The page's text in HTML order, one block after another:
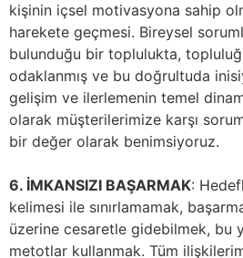
kişinin içsel motivasyona sahip
harekete geçmesi. Bireysel
bulunduğu bir toplulukta,
odaklanmış ve bu doğrultuda
gelişim ve ilerlemenin temel
olarak müşterilerimize karşı
bir değer olarak benimsiyoruz.
6. İMKANSIZI BAŞARMAK:
kelimesi ile sınırlamamak,
üzerine cesaretle gidebilmek, bu
metotlar kullanmak. Tüm